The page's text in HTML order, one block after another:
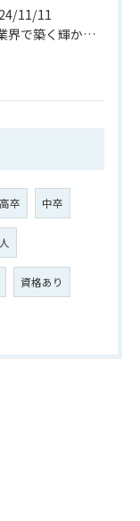
11/11
土木業界で築く輝かしい未来
高卒 中卒
資格あり